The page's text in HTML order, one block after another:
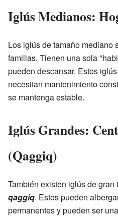
Iglús Medianos:
Los iglús de tamaño mediano
familias. Tienen una sola
pueden descansar. Estos
necesitan mantenimiento
se mantenga estable.
Iglús Grandes:
(Qaggiq)
También existen iglús de gran
qaggiq. Estos pueden
permanentes y pueden ser